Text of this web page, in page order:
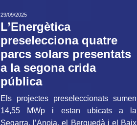
29/09/2025
L’Energètica
preselecciona quatre
parcs solars presentats
a la segona crida
pública
Els projectes preseleccionats sumen
14,55 MWp i estan ubicats a la
Segarra, l’Anoia, el Berguedà i el Baix